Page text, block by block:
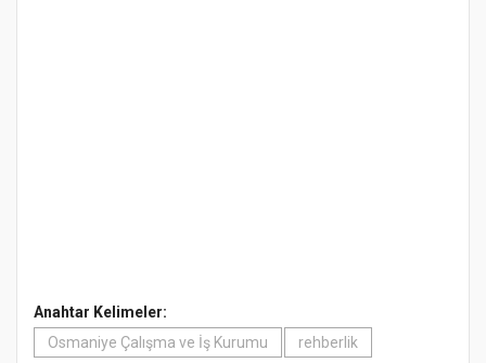
Anahtar Kelimeler:
Osmaniye Çalışma ve İş Kurumu
rehberlik